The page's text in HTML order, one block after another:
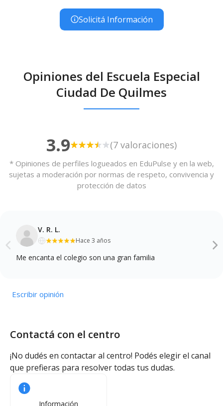
Solicitá Información
Opiniones del Escuela Especial
Ciudad De Quilmes
3.9 (7 valoraciones)
* Opiniones de perfiles logueados en EduPulse y en la web,
sujetas a moderación por normas de respeto, convivencia y
protección de datos
V. R. L.
Hace 3 años
Me encanta el colegio son una gran familia
Escribir opinión
Contactá con el centro
¡No dudés en contactar al centro! Podés elegir el canal
que prefieras para resolver todas tus dudas.
Información